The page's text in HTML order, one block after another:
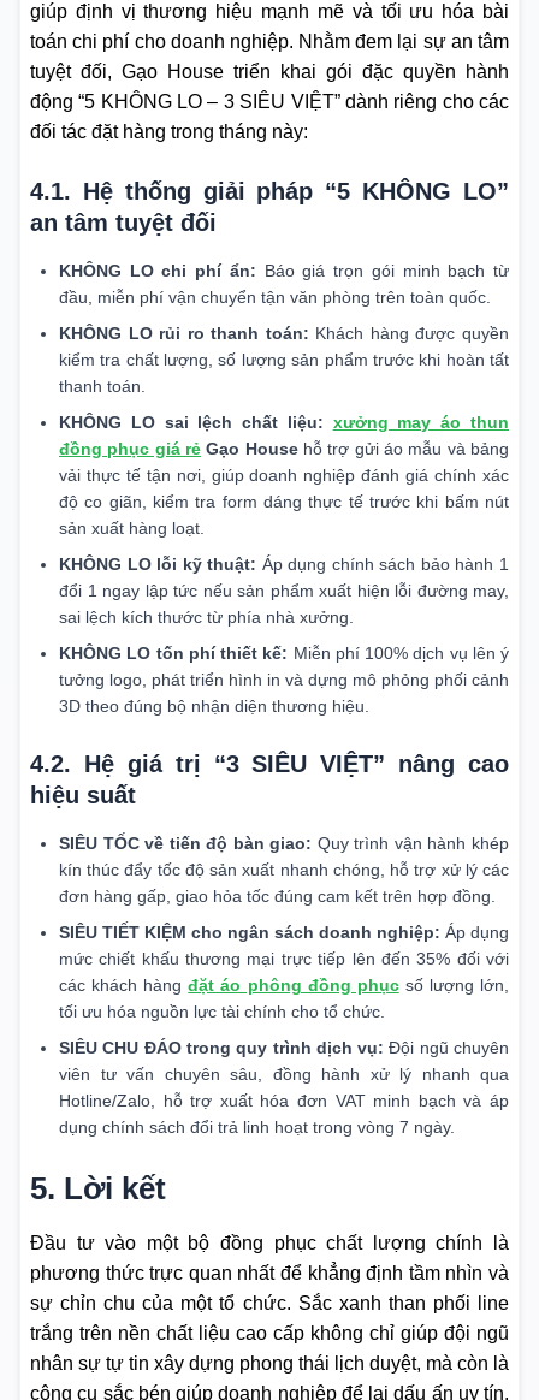
giúp định vị thương hiệu mạnh mẽ và tối ưu hóa bài
toán chi phí cho doanh nghiệp. Nhằm đem lại sự an tâm
tuyệt đối, Gạo House triển khai gói đặc quyền hành
động “5 KHÔNG LO – 3 SIÊU VIỆT” dành riêng cho các
đối tác đặt hàng trong tháng này:
4.1. Hệ thống giải pháp “5 KHÔNG LO”
an tâm tuyệt đối
KHÔNG LO chi phí ẩn: Báo giá trọn gói minh bạch từ
đầu, miễn phí vận chuyển tận văn phòng trên toàn quốc.
KHÔNG LO rủi ro thanh toán: Khách hàng được quyền
kiểm tra chất lượng, số lượng sản phẩm trước khi hoàn tất
thanh toán.
KHÔNG LO sai lệch chất liệu: xưởng may áo thun
đồng phục giá rẻ Gạo Househỗ trợ gửi áo mẫu và bảng
vải thực tế tận nơi, giúp doanh nghiệp đánh giá chính xác
độ co giãn, kiểm tra form dáng thực tế trước khi bấm nút
sản xuất hàng loạt.
KHÔNG LO lỗi kỹ thuật: Áp dụng chính sách bảo hành 1
đổi 1 ngay lập tức nếu sản phẩm xuất hiện lỗi đường may,
sai lệch kích thước từ phía nhà xưởng.
KHÔNG LO tốn phí thiết kế: Miễn phí 100% dịch vụ lên ý
tưởng logo, phát triển hình in và dựng mô phỏng phối cảnh
3D theo đúng bộ nhận diện thương hiệu.
4.2. Hệ giá trị “3 SIÊU VIỆT” nâng cao
hiệu suất
SIÊU TỐC về tiến độ bàn giao: Quy trình vận hành khép
kín thúc đẩy tốc độ sản xuất nhanh chóng, hỗ trợ xử lý các
đơn hàng gấp, giao hỏa tốc đúng cam kết trên hợp đồng.
SIÊU TIẾT KIỆM cho ngân sách doanh nghiệp: Áp dụng
mức chiết khấu thương mại trực tiếp lên đến 35% đối với
các khách hàngđặt áo phông đồng phụcsố lượng lớn,
tối ưu hóa nguồn lực tài chính cho tổ chức.
SIÊU CHU ĐÁO trong quy trình dịch vụ: Đội ngũ chuyên
viên tư vấn chuyên sâu, đồng hành xử lý nhanh qua
Hotline/Zalo, hỗ trợ xuất hóa đơn VAT minh bạch và áp
dụng chính sách đổi trả linh hoạt trong vòng 7 ngày.
5. Lời kết
Đầu tư vào một bộ đồng phục chất lượng chính là
phương thức trực quan nhất để khẳng định tầm nhìn và
sự chỉn chu của một tổ chức. Sắc xanh than phối line
trắng trên nền chất liệu cao cấp không chỉ giúp đội ngũ
nhân sự tự tin xây dựng phong thái lịch duyệt, mà còn là
công cụ sắc bén giúp doanh nghiệp để lại dấu ấn uy tín,